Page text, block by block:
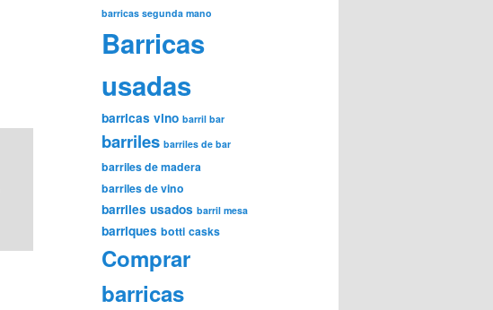
barricas segunda mano
Barricas
usadas
barricas vino barril bar
barriles barriles de bar
barriles de madera
barriles de vino
barriles usados barril mesa
barriques botti casks
Comprar
barricas